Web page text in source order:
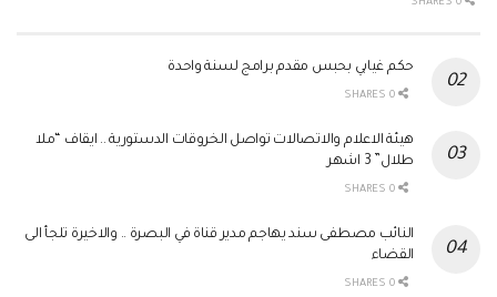
حكم غيابي بحبس مقدم برامج لسنة واحدة
هيئة الاعلام والاتصالات تواصل الخروقات الدستورية .. ايقاف “ملا
طلال” 3 اشهر
النائب مصطفى سند يهاجم مدير قناة في البصرة .. والاخيرة تلجأ الى
القضاء